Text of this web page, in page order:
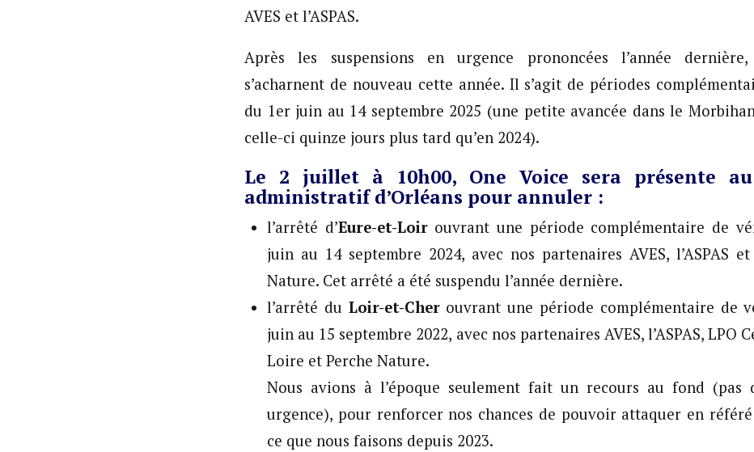
AVES et l’ASPAS.
Après les suspensions en urgence prononcées l’année
s’acharnent de nouveau cette année. Il s’agit de périodes
du 1er juin au 14 septembre 2025 (une petite avancée dans le
celle-ci quinze jours plus tard qu’en 2024).
Le 2 juillet à 10h00, One Voice sera présente
administratif d’Orléans pour annuler :
l’arrêté d’Eure-et-Loirouvrant une période complémentaire de
juin au 14 septembre 2024, avec nos partenaires AVES, l’ASPAS
Nature. Cet arrêté a été suspendu l’année dernière.
l’arrêté du Loir-et-Cherouvrant une période complémentaire de
juin au 15 septembre 2022, avec nos partenaires AVES, l’ASPAS, LPO
Loire et Perche Nature.
Nous avions à l’époque seulement fait un recours au fond (pas
urgence), pour renforcer nos chances de pouvoir attaquer en
ce que nous faisons depuis 2023.